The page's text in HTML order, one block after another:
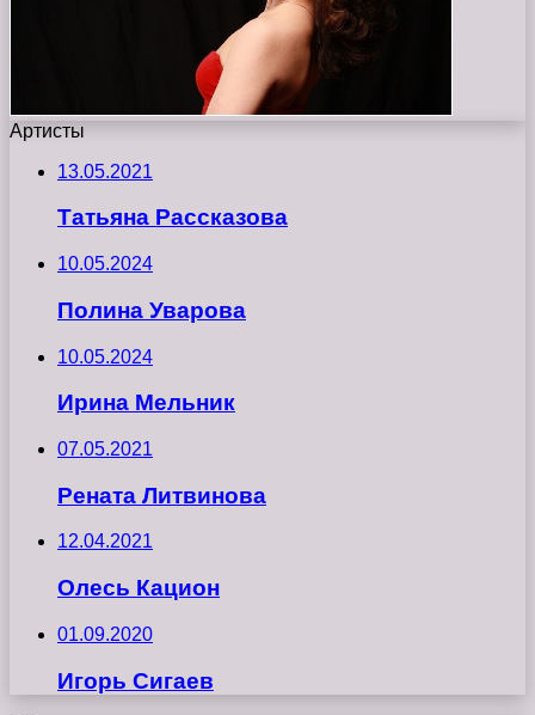
Артисты
13.05.2021
Татьяна Рассказова
10.05.2024
Полина Уварова
10.05.2024
Ирина Мельник
07.05.2021
Рената Литвинова
12.04.2021
Олесь Кацион
01.09.2020
Игорь Сигаев